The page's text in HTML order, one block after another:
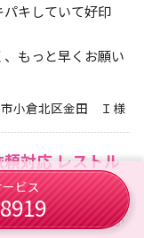
キしていて好印
もっと早くお願い
小倉北区金田 Ｉ様
対応 レストル
貝津町
いながらも、床が
ビス